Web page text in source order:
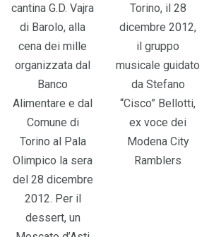
cantina G.D. Vajra
di Barolo, alla
cena dei mille
organizzata dal
Banco
Alimentare e dal
Comune di
Torino al Pala
Olimpico la sera
del 28 dicembre
2012. Per il
dessert, un
Torino, il 28
dicembre 2012,
il gruppo
musicale guidato
da Stefano
“Cisco” Bellotti,
ex voce dei
Modena City
Ramblers